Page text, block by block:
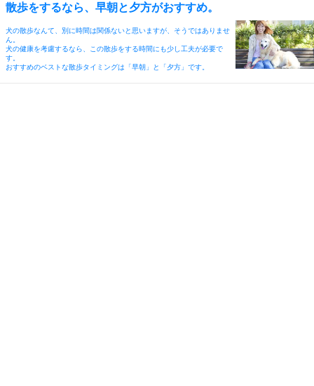
散歩をするなら、早朝と夕方がおすすめ。
犬の散歩なんて、別に時間は関係ないと思いますが、そうではありませ
ん。
犬の健康を考慮するなら、この散歩をする時間にも少し工夫が必要で
す。
おすすめのベストな散歩タイミングは「早朝」と「夕方」です。